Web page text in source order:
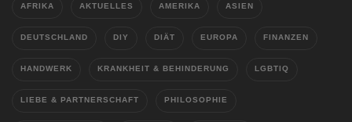
AFRIKA AKTUELLES AMERIKA ASIEN
DEUTSCHLAND DIY DIÄT EUROPA FINANZEN
HANDWERK KRANKHEIT & BEHINDERUNG LGBTIQ
LIEBE & PARTNERSCHAFT PHILOSOPHIE